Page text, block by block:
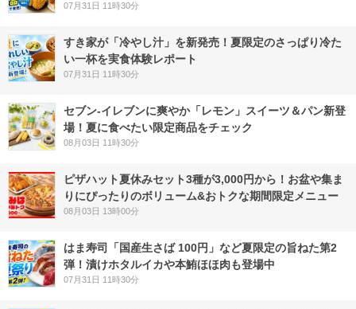
07月31日 11時30分
すき家が「冷やし汁」を新発売！夏限定のさっぱり冷た
い一杯を実食体験レポート
07月31日 11時30分
セブン‐イレブンに爽やか「レモン」スイーツ＆パン新登
場！夏に食べたい限定商品をチェック
08月03日 11時30分
ピザハット夏休みセット3種が3,000円から！お盆や集ま
りにぴったりのボリューム&おトクな期間限定メニュー
08月03日 13時00分
はま寿司「国産生さば 100円」など夏限定の旨ねた第2
弾！漬けホタルイカや本鮪ほほ肉も登場中
07月31日 11時30分